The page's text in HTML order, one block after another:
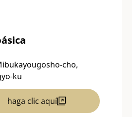
cho,
ku
haga clic aquí